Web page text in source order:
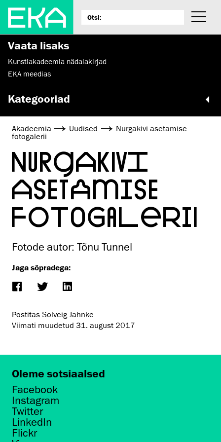
Vaata lisaks
Kunstiakadeemia nädalakirjad
EKA meedias
Kategooriad
Akadeemia Uudised
Nurgakivi asetamise
fotogalerii
NURGAKIVI
ASETAMISE
FOTOGALERII
Fotode autor: Tõnu Tunnel
Jaga sõpradega:
Postitas Solveig Jahnke
Viimati muudetud 31. august 2017
Oleme sotsiaalsed
Facebook
Instagram
Twitter
LinkedIn
Flickr